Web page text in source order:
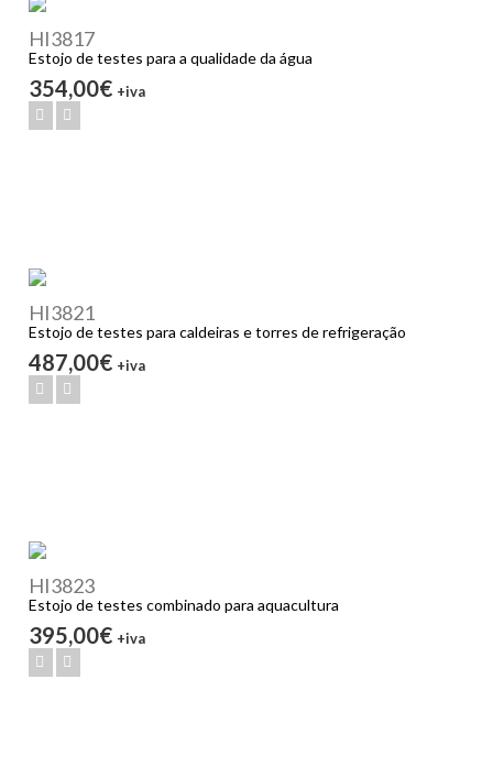
HI3817
Estojo de testes para a qualidade da água
354,00€ +iva
HI3821
Estojo de testes para caldeiras e torres de refrigeração
487,00€ +iva
HI3823
Estojo de testes combinado para aquacultura
395,00€ +iva